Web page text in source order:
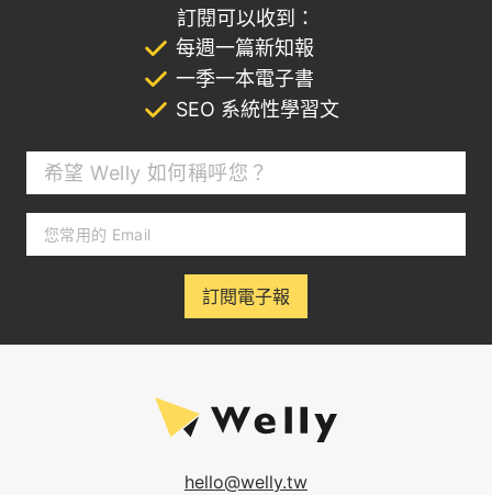
訂閱可以收到：
每週一篇新知報
一季一本電子書
SEO 系統性學習文
訂閱電子報
hello@welly.tw